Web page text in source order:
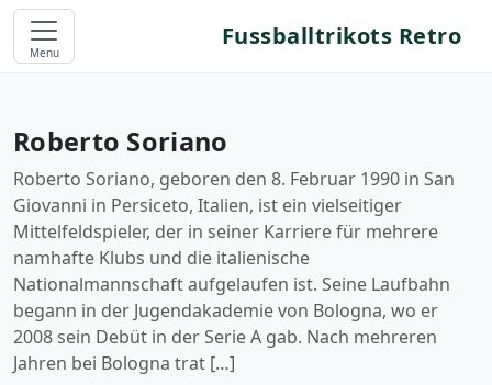
Menu
Fussballtrikots Retro
Roberto Soriano
Roberto Soriano, geboren den 8. Februar 1990 in San
Giovanni in Persiceto, Italien, ist ein vielseitiger
Mittelfeldspieler, der in seiner Karriere für mehrere
namhafte Klubs und die italienische
Nationalmannschaft aufgelaufen ist. Seine Laufbahn
begann in der Jugendakademie von Bologna, wo er
2008 sein Debüt in der Serie A gab. Nach mehreren
Jahren bei Bologna trat […]